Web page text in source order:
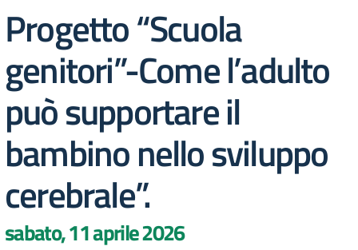
Progetto “Scuola
genitori”-Come l’adulto
può supportare il
bambino nello sviluppo
cerebrale”.
sabato, 11 aprile 2026